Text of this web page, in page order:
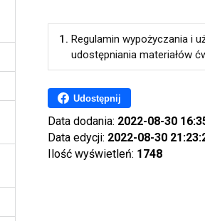
1. Regulamin wypożyczania i
udostępniania materiałów
Udostępnij
Data dodania: 2022-08-30
Data edycji: 2022-08-30
Ilość wyświetleń: 1748